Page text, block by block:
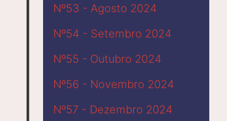
Nº53 - Agosto 2024
Nº54 - Setembro 2024
Nº55 - Outubro 2024
Nº56 - Novembro 2024
Nº57 - Dezembro 2024